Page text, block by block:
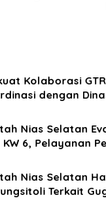
Kolaborasi
dengan
Nias Selatan
KW 6, Pelayanan
Nias Selatan
Terkait